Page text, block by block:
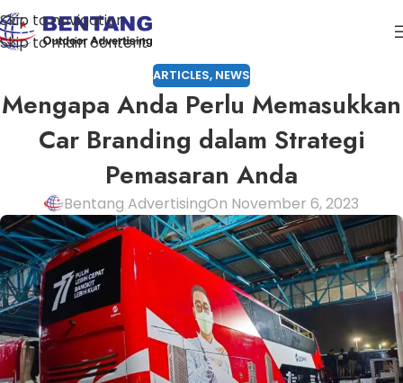
Skip to navigation
Skip to main content
ARTICLES, NEWS
Mengapa Anda Perlu Memasukkan
Car Branding dalam Strategi
Pemasaran Anda
Bentang AdvertisingOn November 6, 2023